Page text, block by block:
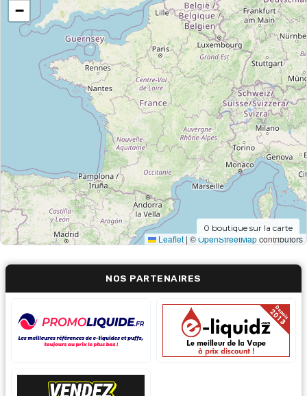
−
Leaflet | ©OpenStreetMapcontributors
0 boutique sur la carte
NOS PARTENAIRES